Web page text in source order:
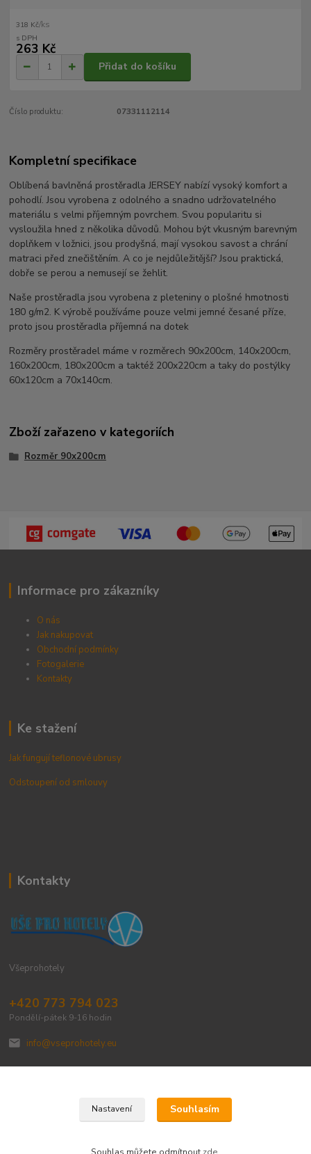
318 Kč/ks
263 Kč
Přidat do košíku
Číslo produktu: 07331112114
Kompletní specifikace
Oblíbená bavlněná prostěradla JERSEY nabízí vysoký komfort a
pohodlí. Jsou vyrobena z odolného a snadno udržovatelného
materiálu s velmi příjemným povrchem. Svou popularitu si
vysloužila hned z několika důvodů. Mohou být vkusným barevným
doplňkem v ložnici, jsou prodyšná, mají vysokou savost a chrání
matraci před znečištěním. A co je nejdůležitější? Jsou praktická,
dobře se perou a nemusejí se žehlit.
Naše prostěradla jsou vyrobena z pleteniny o plošné hmotnosti
180 g/m2. K výrobě používáme pouze velmi jemné česané příze,
proto jsou prostěradla příjemná na dotek
Rozměry prostěradel máme v rozměrech 90x200cm, 140x200cm,
160x200cm, 180x200cm a taktéž 200x220cm a taky do postýlky
60x120cm a 70x140cm.
Zboží zařazeno v kategoriích
Rozměr 90x200cm
Informace pro zákazníky
O nás
Jak nakupovat
Obchodní podmínky
Fotogalerie
Kontakty
Ke stažení
Jak fungují teflonové ubrusy
Odstoupení od smlouvy
Kontakty
Všeprohotely
+420 773 794 023
Pondělí-pátek 9-16 hodin
info@vseprohotely.eu
Upravit sběr cookies.
Nastavení Souhlasím